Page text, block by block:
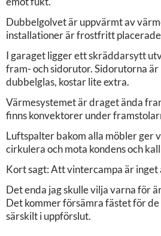
Dubbelgolvet är uppvärmt av
installationer är frostfritt
I garaget ligger ett skräddarsytt
fram- och sidorutor. Sidorutorna är
dubbelglas, kostar lite extra.
Värmesystemet är draget ända
finns konvektorer under
Luftspalter bakom alla möbler ger
cirkulera och mota kondens och
Kort sagt: Att vintercampa är inget
Det enda jag skulle vilja varna för
Det kommer försämra fästet för
särskilt i uppförslut.